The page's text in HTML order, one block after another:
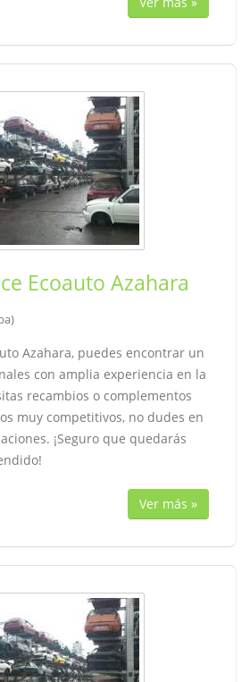
Ecoauto Azahara
Azahara, puedes encontrar un
con amplia experiencia en la
recambios o complementos
muy competitivos, no dudes en
¡Seguro que quedarás
Ver más »